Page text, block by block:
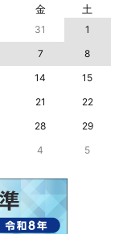
金 土
31
1
7
8
14
15
21
22
28
29
4 5